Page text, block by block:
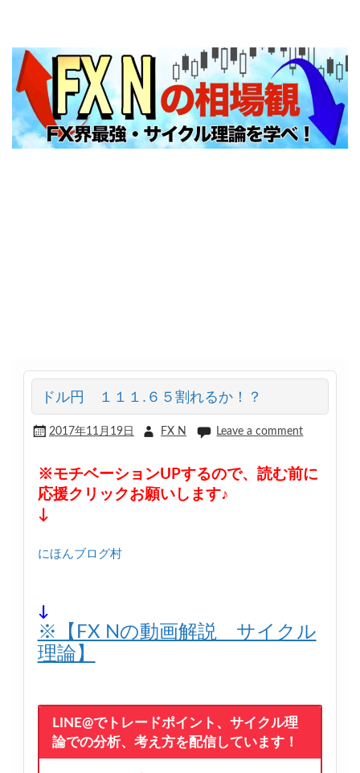
ドル円 １１１.６５割れるか！？
2017年11月19日 FX N Leave a comment
※モチベーションUPするので、読む前に
応援クリックお願いします♪
↓
にほんブログ村
↓
※【FX Nの動画解説 サイクル
理論】
LINE@でトレードポイント、サイクル理
論での分析、考え方を配信しています！